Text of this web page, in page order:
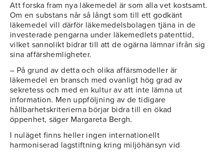
Att forska fram nya läkemedel är som alla vet kostsamt.
Om en substans når så långt som till ett godkänt
läkemedel vill därför läkemedelsbolagen tjäna in de
investerade pengarna under läkemedlets patenttid,
vilket sannolikt bidrar till att de ogärna lämnar ifrån sig
sina affärshemligheter.
– På grund av detta och olika affärsmodeller är
läkemedel en bransch med ovanligt hög grad av
sekretess och med en kultur av att inte lämna ut
information. Men uppföljning av de tidigare
hållbarhetskriterierna börjar bidra till en ökad
öppenhet, säger Margareta Bergh.
I nuläget finns heller ingen internationellt
harmoniserad lagstiftning kring miljöhänsyn vid